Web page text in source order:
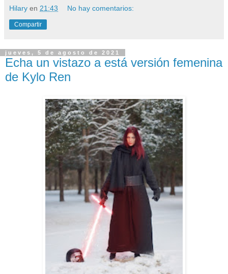
Hilary en 21:43 No hay comentarios:
Compartir
jueves, 5 de agosto de 2021
Echa un vistazo a está versión femenina
de Kylo Ren